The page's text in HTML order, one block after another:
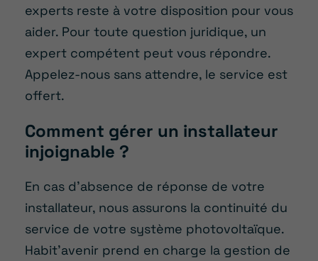
experts reste à votre disposition pour vous
aider. Pour toute question juridique, un
expert compétent peut vous répondre.
Appelez-nous sans attendre, le service est
offert.
Comment gérer un installateur
injoignable ?
En cas d’absence de réponse de votre
installateur, nous assurons la continuité du
service de votre système photovoltaïque.
Habit’avenir prend en charge la gestion de